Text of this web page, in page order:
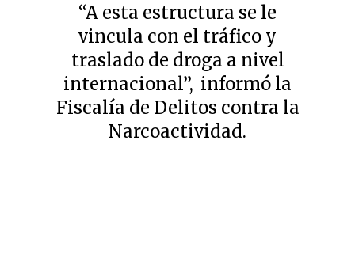
“A esta estructura se le
vincula con el tráfico y
traslado de droga a nivel
internacional”, informó la
Fiscalía de Delitos contra la
Narcoactividad.